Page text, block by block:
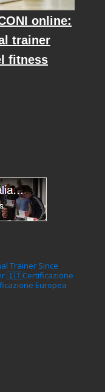
online:
trainer
fitness
Trainer Since
🇮🇹Certificazione
Europea